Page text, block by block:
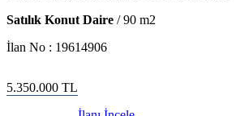
Satılık Konut Daire /90 m2
İlan No : 19614906
5.350.000 TL